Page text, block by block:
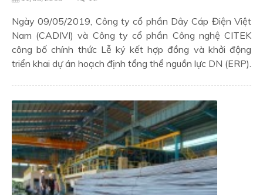
Ngày 09/05/2019, Công ty cổ phần Dây Cáp Điện Việt
Nam (CADIVI) và Công ty cổ phần Công nghệ CITEK
công bố chính thức Lễ ký kết hợp đồng và khởi động
triển khai dự án hoạch định tổng thể nguồn lực DN (ERP).